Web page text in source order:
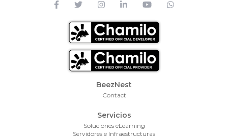
Footer Menu
BeezNest
Contact
Servicios
Soluciones eLearning
Servidores e Infraestructuras